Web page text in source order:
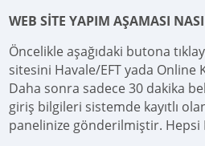
WEB SİTE YAPIM AŞAMASI
Öncelikle aşağıdaki butona
sitesini Havale/EFT yada Online
Daha sonra sadece 30 dakika
giriş bilgileri sistemde kayıtlı
panelinize gönderilmiştir. Hepsi